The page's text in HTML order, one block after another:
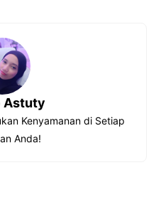
Astuty
Kenyamanan di Setiap
Anda!